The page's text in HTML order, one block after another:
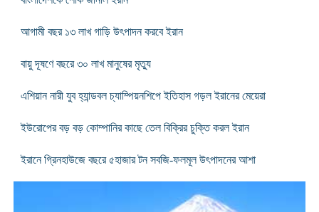
আগামী বছর ১৩ লাখ গাড়ি উৎপাদন করবে ইরান
বায়ু দূষণে বছরে ৩০ লাখ মানুষের মৃত্যু
এশিয়ান নারী যুব হ্যান্ডবল চ্যাম্পিয়নশিপে ইতিহাস গড়ল ইরানের মেয়েরা
ইউরোপের বড় বড় কোম্পানির কাছে তেল বিক্রির চুক্তি করল ইরান
ইরানে গ্রিনহাউজে বছরে ৫হাজার টন সবজি-ফলমূল উৎপাদনের আশা